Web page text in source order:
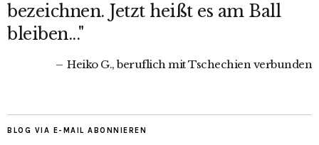
bezeichnen. Jetzt heißt es am Ball
bleiben..."
Heiko G., beruflich mit Tschechien verbunden
BLOG VIA E-MAIL ABONNIEREN